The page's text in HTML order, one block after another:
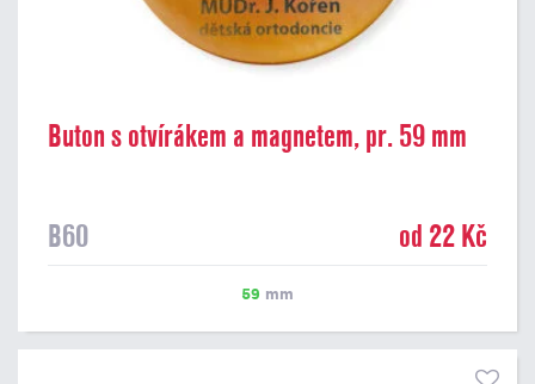
Buton s otvírákem a magnetem, pr. 59 mm
B60 od 22 Kč
59 mm